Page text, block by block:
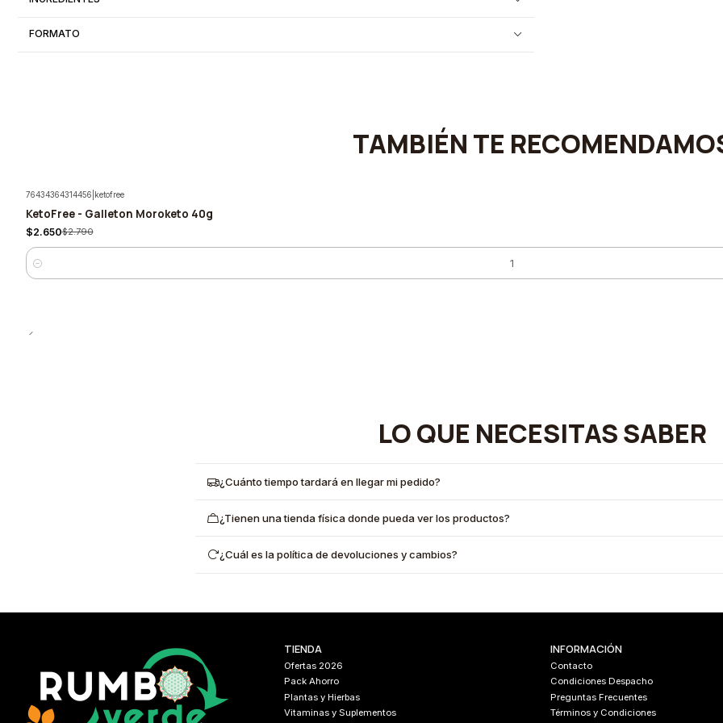
FORMATO
TAMBIÉN TE
-5%
76434364314456 ketofree
KetoFree - Galleton Moroketo 40g
$2.650$2.790
Cantidad
LO QUE NECESITAS SABER
¿Cuánto tiempo tardará en llegar mi pedido?
¿Tienen una tienda física donde pueda ver los productos?
¿Cuál es la política de devoluciones y cambios?
TIENDA
Ofertas 2026
Pack Ahorro
Plantas y Hierbas
Vitaminas y Suplementos
INFORMACIÓN
Contacto
Condiciones Despacho
Preguntas Frecuentes
Términos y Condiciones